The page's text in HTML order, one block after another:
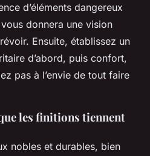
d’éléments dangereux
donnera une vision
Ensuite, établissez un
d’abord, puis confort,
pas à l’envie de tout faire
les finitions tiennent
nobles et durables, bien